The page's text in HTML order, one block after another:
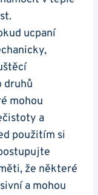
ucpaní
druhů
mohou
a
použitím si
že některé
a mohou